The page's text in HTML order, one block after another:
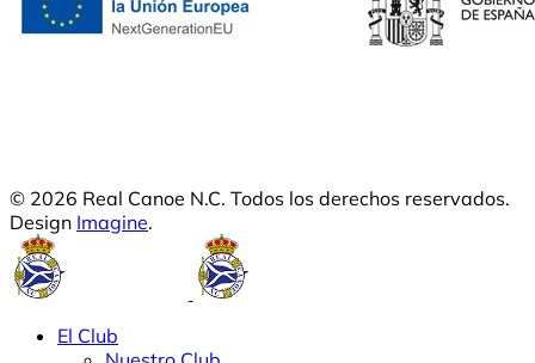
© 2026 Real Canoe N.C. Todos los derechos reservados.
Design Imagine.
El Club